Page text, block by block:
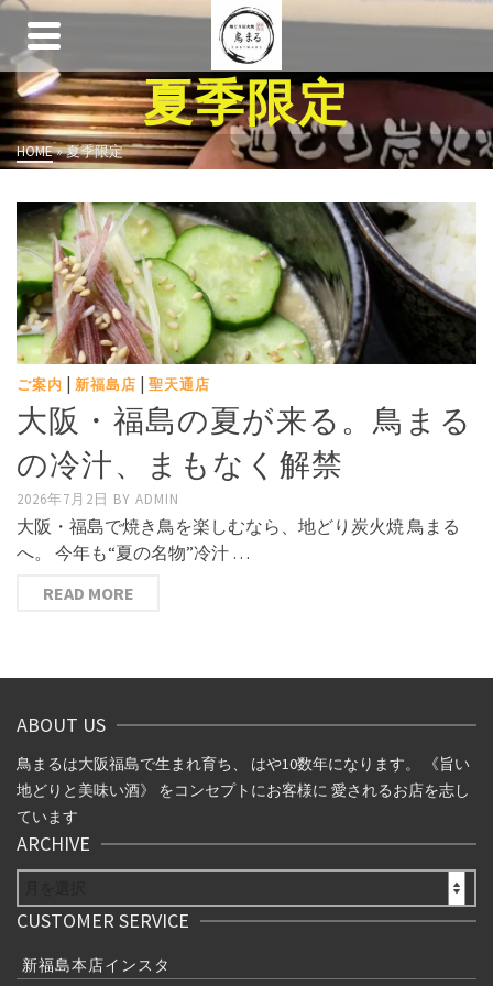
夏季限定
HOME»夏季限定
ご案内 | 新福島店 | 聖天通店
大阪・福島の夏が来る。鳥まる
の冷汁、まもなく解禁
2026年7月2日 BY ADMIN
大阪・福島で焼き鳥を楽しむなら、地どり炭火焼 鳥まる
へ。 今年も“夏の名物”冷汁 …
READ MORE
ABOUT US
鳥まるは大阪福島で生まれ育ち、 はや10数年になります。 《旨い
地どりと美味い酒》 をコンセプトにお客様に 愛されるお店を志し
ています
ARCHIVE
CUSTOMER SERVICE
新福島本店インスタ